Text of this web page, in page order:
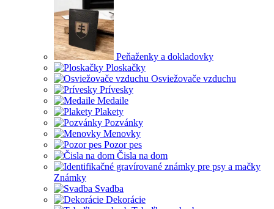
Peňaženky a dokladovky
Ploskačky
Osviežovače vzduchu
Prívesky
Medaile
Plakety
Pozvánky
Menovky
Pozor pes
Čisla na dom
Známky
Svadba
Dekorácie